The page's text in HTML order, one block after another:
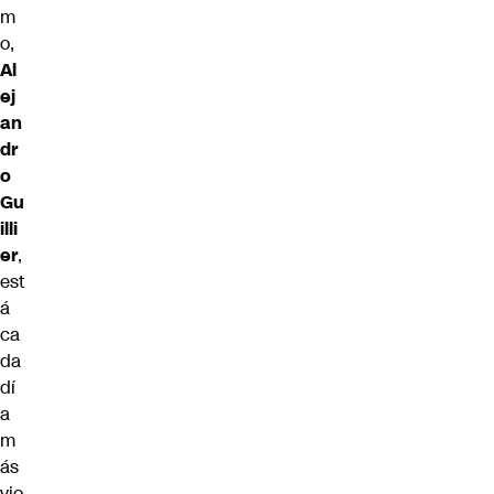
m
o,
Al
ej
an
dr
o
Gu
illi
er,
est
á
ca
da
dí
a
m
ás